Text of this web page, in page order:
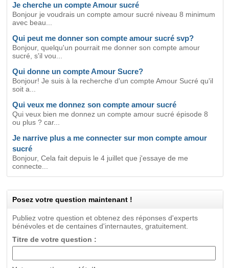
Je cherche un compte Amour sucré
Bonjour je voudrais un compte amour sucré niveau 8 minimum
avec beau...
Qui peut me donner son compte amour sucré svp?
Bonjour, quelqu'un pourrait me donner son compte amour
sucré, s'il vou...
Qui donne un compte Amour Sucre?
Bonjour! Je suis à la recherche d'un compte Amour Sucré qu'il
soit a...
Qui veux me donnez son compte amour sucré
Qui veux bien me donnez un compte amour sucré épisode 8
ou plus ? car...
Je narrive plus a me connecter sur mon compte amour
sucré
Bonjour, Cela fait depuis le 4 juillet que j'essaye de me
connecte...
Posez votre question maintenant !
Publiez votre question et obtenez des réponses d'experts
bénévoles et de centaines d'internautes, gratuitement.
Titre de votre question :